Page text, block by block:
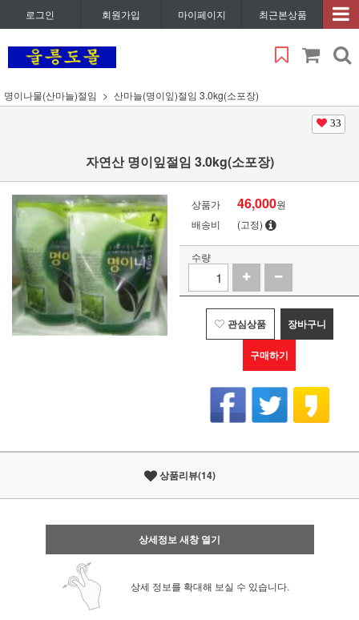
로그인 회원가입 마이페이지 최근본상품
명이나물(산마늘)절임 산마늘(명이잎)절임 3.0kg(소포장)
33
자연산 명이잎절임 3.0kg(소포장)
상품가 46,000원
배송비
(고정)
수량
관심상품 장바구니
구매하기
상품리뷰(14)
상세정보 새창 열기
상세 정보를 확대해 보실 수 있습니다.